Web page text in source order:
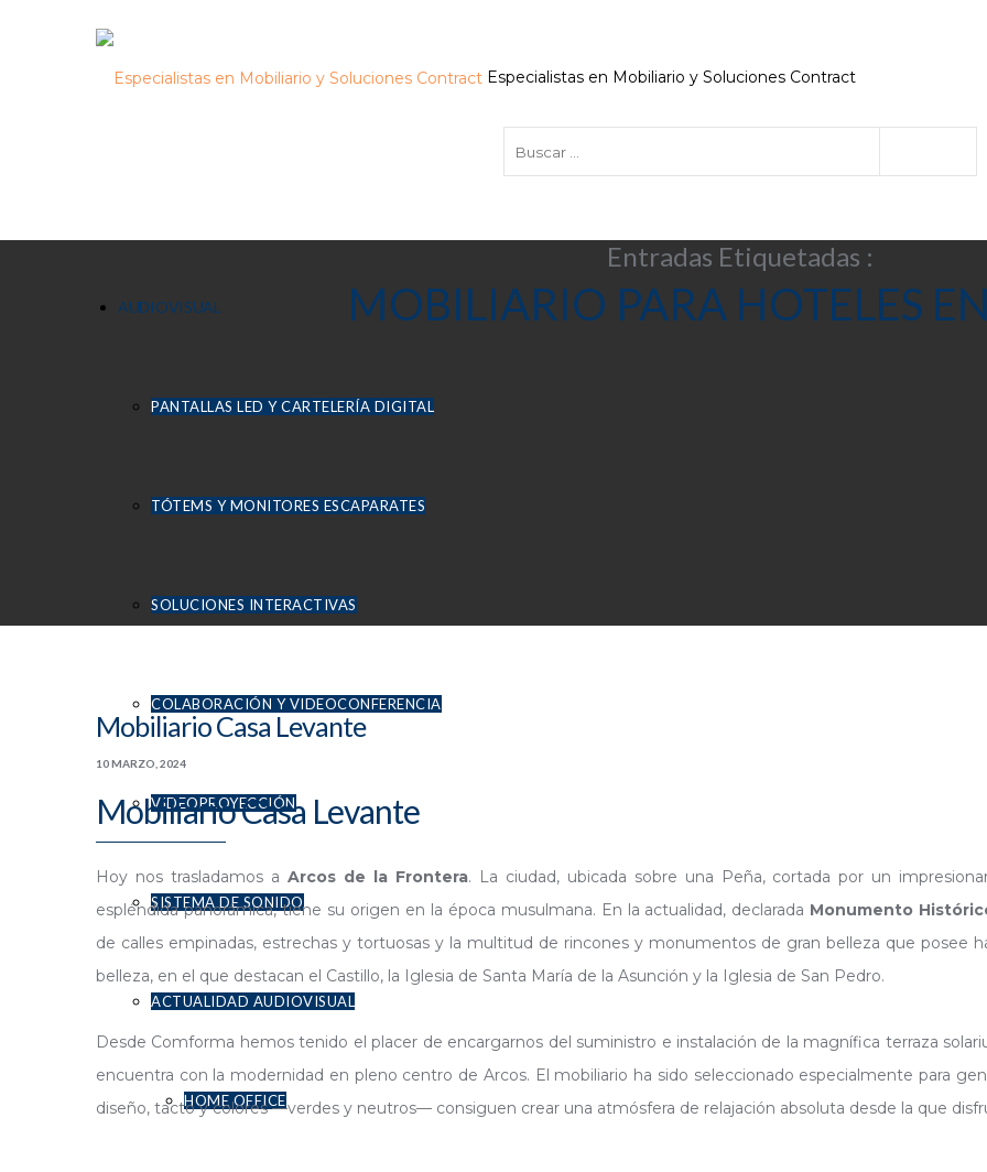
Especialistas en Mobiliario y Soluciones Contract
AUDIOVISUAL
PANTALLAS LED Y CARTELERÍA DIGITAL
TÓTEMS Y MONITORES ESCAPARATES
SOLUCIONES INTERACTIVAS
COLABORACIÓN Y VIDEOCONFERENCIA
VIDEOPROYECCIÓN
SISTEMA DE SONIDO
ACTUALIDAD AUDIOVISUAL
HOME OFFICE
Entradas Etiquetadas :
MOBILIARIO PARA HOTELES
Mobiliario Casa Levante
10 MARZO, 2024
Mobiliario Casa Levante
Hoy nos trasladamos a Arcos de la Frontera. La ciudad, ubicada sobre una Peña, cortada por un
espléndida panorámica, tiene su origen en la época musulmana. En la actualidad, declarada Monumento
de calles empinadas, estrechas y tortuosas y la multitud de rincones y monumentos de gran belleza que posee
belleza, en el que destacan el Castillo, la Iglesia de Santa María de la Asunción y la Iglesia de San Pedro.
Desde Comforma hemos tenido el placer de encargarnos del suministro e instalación de la magnífica terraza
encuentra con la modernidad en pleno centro de Arcos. El mobiliario ha sido seleccionado especialmente para
diseño, tacto y colores —verdes y neutros— consiguen crear una atmósfera de relajación absoluta desde la que